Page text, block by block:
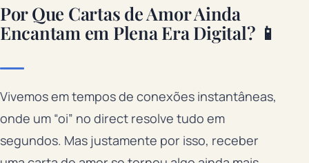
Por Que Cartas de Amor Ainda
Encantam em Plena Era Digital? 📱
Vivemos em tempos de conexões instantâneas,
onde um “oi” no direct resolve tudo em
segundos. Mas justamente por isso, receber